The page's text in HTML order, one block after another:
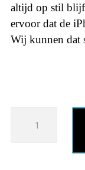
altijd op stil
ervoor dat de
Wij kunnen dat